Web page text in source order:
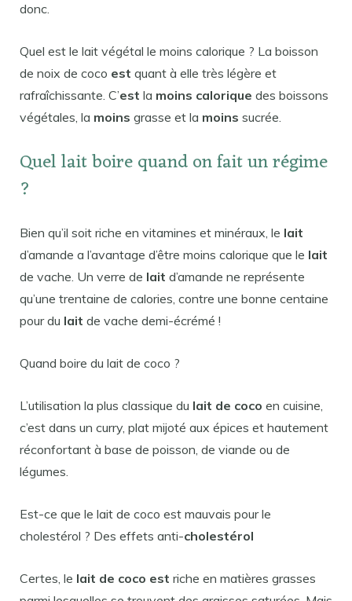
donc.
Quel est le lait végétal le moins calorique ? La boisson
de noix de coco est quant à elle très légère et
rafraîchissante. C’est la moins calorique des boissons
végétales, la moins grasse et la moins sucrée.
Quel lait boire quand on fait un régime
?
Bien qu’il soit riche en vitamines et minéraux, le lait
d’amande a l’avantage d’être moins calorique que le lait
de vache. Un verre de lait d’amande ne représente
qu’une trentaine de calories, contre une bonne centaine
pour du lait de vache demi-écrémé !
Quand boire du lait de coco ?
L’utilisation la plus classique du lait de coco en cuisine,
c’est dans un curry, plat mijoté aux épices et hautement
réconfortant à base de poisson, de viande ou de
légumes.
Est-ce que le lait de coco est mauvais pour le
cholestérol ? Des effets anti-cholestérol
Certes, le lait de coco est riche en matières grasses